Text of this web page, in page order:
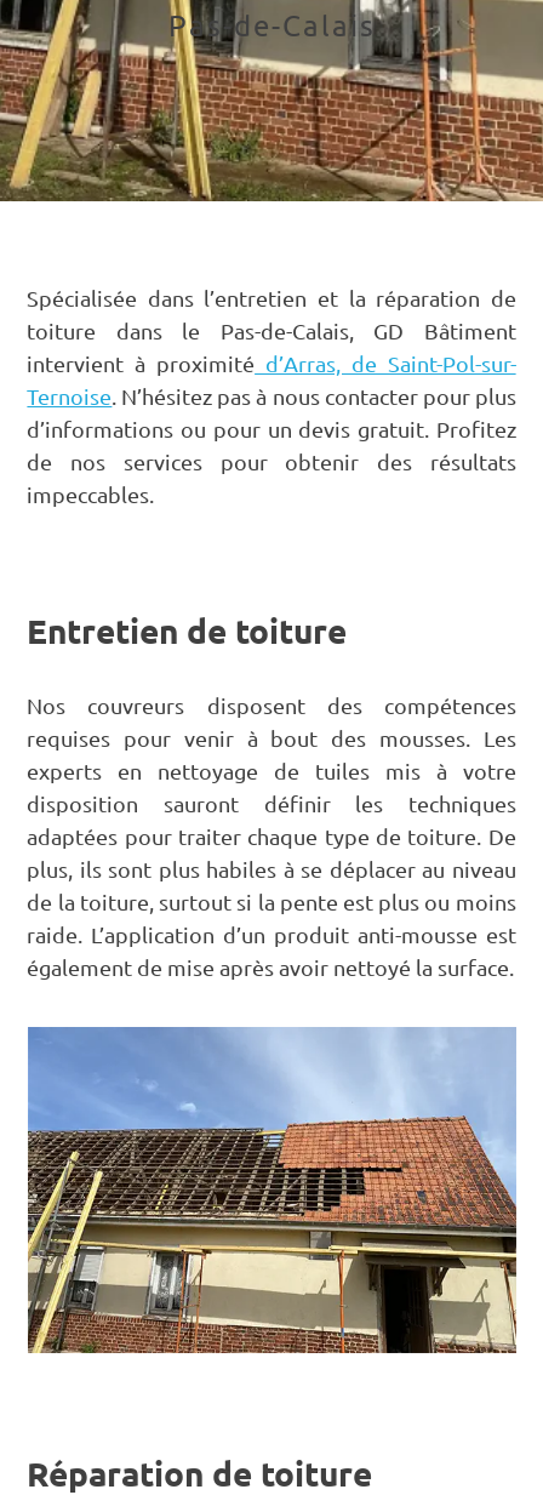
Pas-de-Calais
Spécialisée dans l’entretien et la réparation de
toiture dans le Pas-de-Calais, GD Bâtiment
intervient à proximité d’Arras, de Saint-Pol-sur-
Ternoise . N’hésitez pas à nous contacter pour plus
d’informations ou pour un devis gratuit. Profitez
de nos services pour obtenir des résultats
impeccables.
Entretien de toiture
Nos couvreurs disposent des compétences
requises pour venir à bout des mousses. Les
experts en nettoyage de tuiles mis à votre
disposition sauront définir les techniques
adaptées pour traiter chaque type de toiture. De
plus, ils sont plus habiles à se déplacer au niveau
de la toiture, surtout si la pente est plus ou moins
raide. L’application d’un produit anti-mousse est
également de mise après avoir nettoyé la surface.
Réparation de toiture